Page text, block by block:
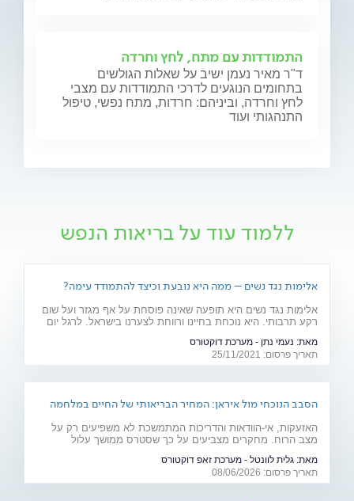
התמודדות עם מתח, לחץ וחרדה
ד"ר מאיר נעמן ישיב על שאלות הגולשים
בתחומים הנוגעים לדרכי התמודדות עם מצבי
לחץ וחרדה, וביניהם: חרדות, מתח נפשי, טיפול
התנהגותי ועוד
ללמוד עוד על בריאות הנפש
אלימות נגד נשים – ממה היא נובעת וכיצד להתמודד עימה?
אלימות נגד נשים היא תופעה שאינה פוסחת על אף מגזר ועל שום
רקע תרבותי. היא נוכחת בחיינו ורווחת לצערנו בישראל. לרגל יום
מרצה באוניברסיטת בר אילן ומחבר הספר "גברים מדברים
אלימות", מסביר את הגורמים לה
מאת: נעמי נתן - מערכת דוקטורס
תאריך פרסום: 25/11/2021
הסבב הנוכחי מול איראן: המחיר הבריאותי של החיים במלחמה
האזעקות, אי-הוודאות והדריכות המתמשכת לא משפיעים רק על
מצב הרוח. מחקרים מצביעים על כך שסטרס ממושך עלול
מהלב ועד העור, אילו תופעות בריאותיות עלולות להתגבר בתקופות
של מתיחות ביטחונית ומה ניתן לעשות כדי לשמור על הבריאות
שלנו?
מאת: גלית לוונטל - מערכת זאפ דוקטורס
תאריך פרסום: 08/06/2026